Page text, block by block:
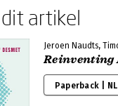
artikel
Jeroen Naudts,
Reinventing
Paperback | NL